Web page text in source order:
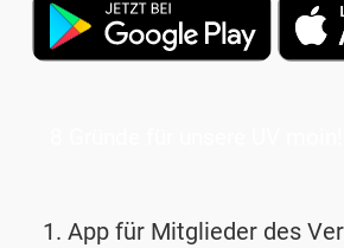
App für Mitglieder des